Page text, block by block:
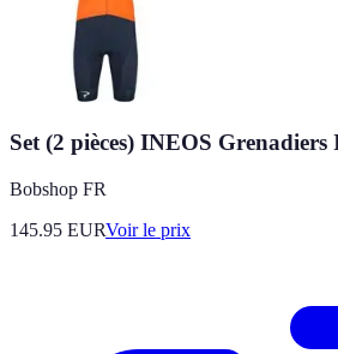
Set (2 pièces) INEOS
Bobshop FR
145.95 EURVoir le prix